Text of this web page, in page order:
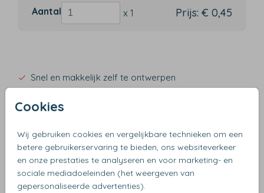
Cookies
Wij gebruiken cookies en vergelijkbare technieken om een
betere gebruikerservaring te bieden, ons websiteverkeer
en onze prestaties te analyseren en voor marketing- en
sociale mediadoeleinden (het weergeven van
gepersonaliseerde advertenties).
Aantal x 1 Prijs: € 0,45
Snel en makkelijk zelf te ontwerpen
Verzending binnen 3 werkdagen
Gratis verzending vanaf €50
OMSCHRIJVING
biotop 12,5 x 14